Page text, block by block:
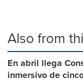
Also from
En abril llega
inmersivo de